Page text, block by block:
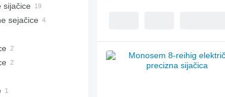
sijačice
sejačice